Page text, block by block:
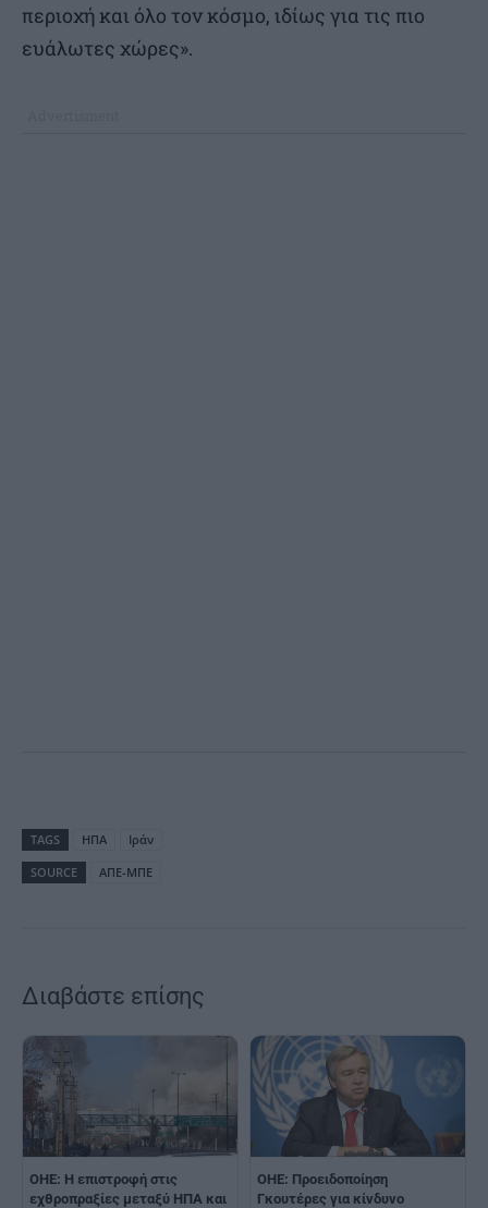
περιοχή και όλο τον κόσμο, ιδίως για τις πιο
ευάλωτες χώρες».
TAGS ΗΠΑ
Ιράν
SOURCE
ΑΠΕ-ΜΠΕ
Διαβάστε επίσης
ΟΗΕ: Η επιστροφή στις
εχθροπραξίες μεταξύ ΗΠΑ και
ΟΗΕ: Προειδοποίηση
Γκουτέρες για κίνδυνο